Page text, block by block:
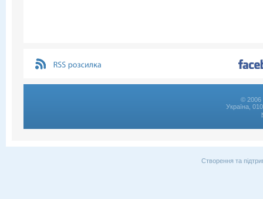
© 2006
Україна,
Створення та